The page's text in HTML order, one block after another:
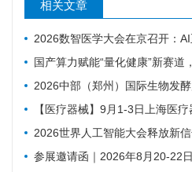
相关文章
2026数智医学大会在京召开：AI正重塑
国产算力赋能“量化健康”新赛道，医疗AI
2026中部（郑州）国际生物发酵产品、
【医疗器械】9月1-3日上海医疗器械
2026世界人工智能大会释放新信号：医疗AI进
参展邀请函｜2026年8月20-22日第71届沈